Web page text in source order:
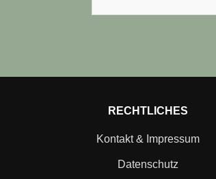
RECHTLICHES
Kontakt & Impressum
Datenschutz